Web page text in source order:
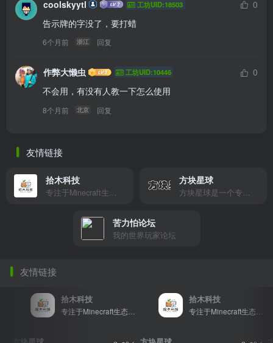
coolskyytl 工坊UID:18503
0
告示牌的字没了，要打蜡
6个月前 浙江 回复
作弊大懒虫 工坊UID:10446
0
不会用，有没有人教一下怎么使用
8个月前 北京 回复
友情链接
拾木科技
专注于Minecraft生态建设
方块星球
方块星球是一个专注于我的世界的中文论坛，提供丰富的资源分享、玩家交流和创意展示，包括地图、皮肤、数据包等内容，打造Minecraft玩家的专属社区乐园！
苦力怕论坛
我的世界玩家论坛
友情链接
拾木科技
专注于Minecraft生态建设
拾木科技
专注于Minecraft生态建设